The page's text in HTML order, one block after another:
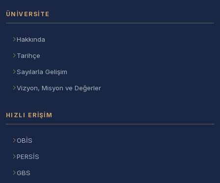
ÜNIVERSITE
Hakkında
Tarihçe
Sayılarla Gelişim
Vizyon, Misyon ve Değerler
HIZLI ERIŞIM
OBİS
PERSİS
GBS